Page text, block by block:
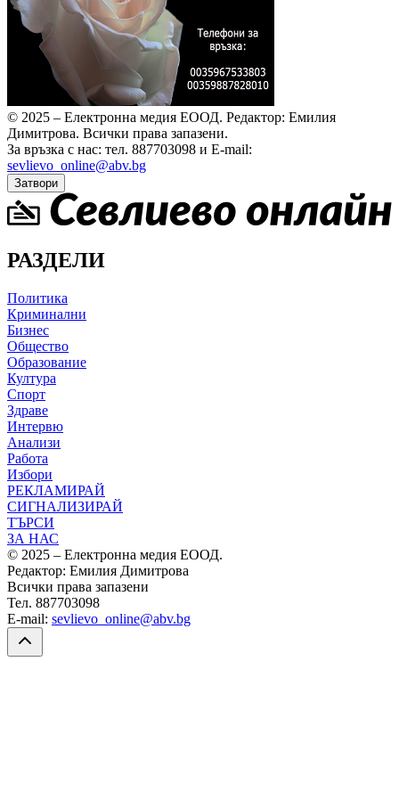
© 2025 – Електронна медия ЕООД. Редактор: Емилия
Димитрова. Всички права запазени.
За връзка с нас: тел. 887703098 и E-mail:
sevlievo_online@abv.bg
Затвори
РАЗДЕЛИ
Политика
Криминални
Бизнес
Общество
Образование
Култура
Спорт
Здраве
Интервю
Анализи
Работа
Избори
РЕКЛАМИРАЙ
СИГНАЛИЗИРАЙ
ТЪРСИ
ЗА НАС
© 2025 – Електронна медия ЕООД.
Редактор: Емилия Димитрова
Всички права запазени
Тел. 887703098
E-mail: sevlievo_online@abv.bg